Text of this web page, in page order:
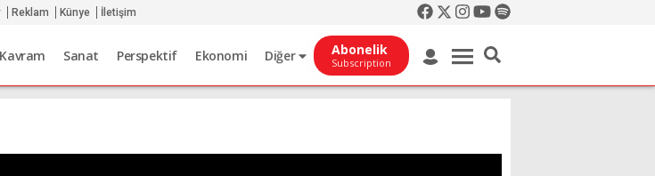
Reklam Künye İletişim
Kavram Sanat Perspektif Ekonomi Diğer Abonelik
Subscription